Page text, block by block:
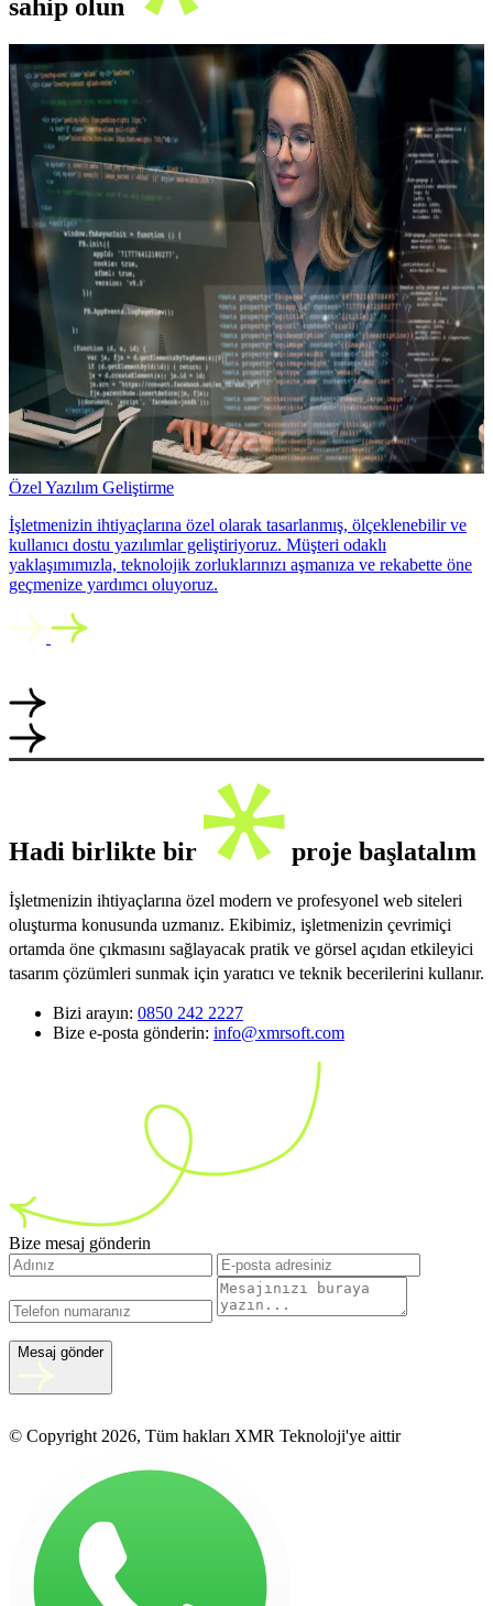
sahip olun
Özel Yazılım Geliştirme
İşletmenizin ihtiyaçlarına özel olarak tasarlanmış, ölçeklenebilir ve
kullanıcı dostu yazılımlar geliştiriyoruz. Müşteri odaklı
yaklaşımımızla, teknolojik zorluklarınızı aşmanıza ve rekabette öne
geçmenize yardımcı oluyoruz.
Hadi birlikte bir proje başlatalım
İşletmenizin ihtiyaçlarına özel modern ve profesyonel web siteleri
oluşturma konusunda uzmanız. Ekibimiz, işletmenizin çevrimiçi
ortamda öne çıkmasını sağlayacak pratik ve görsel açıdan etkileyici
tasarım çözümleri sunmak için yaratıcı ve teknik becerilerini kullanır.
Bizi arayın: 0850 242 2227
Bize e-posta gönderin: info@xmrsoft.com
Bize mesaj gönderin
Mesaj gönder
© Copyright 2026, Tüm hakları XMR Teknoloji'ye aittir